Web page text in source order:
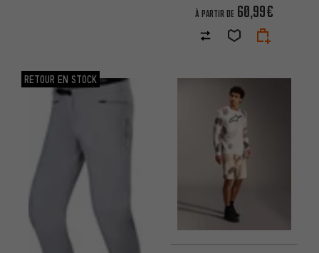
À PARTIR DE 60,99€
RETOUR EN STOCK